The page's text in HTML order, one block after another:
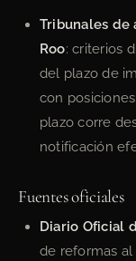
Tribunales de
Roo: criterios
del plazo de
con
plazo corre
notificación
Fuentes oficiales
Diario Oficial
de reformas al